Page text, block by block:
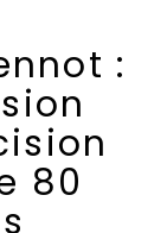
:
80